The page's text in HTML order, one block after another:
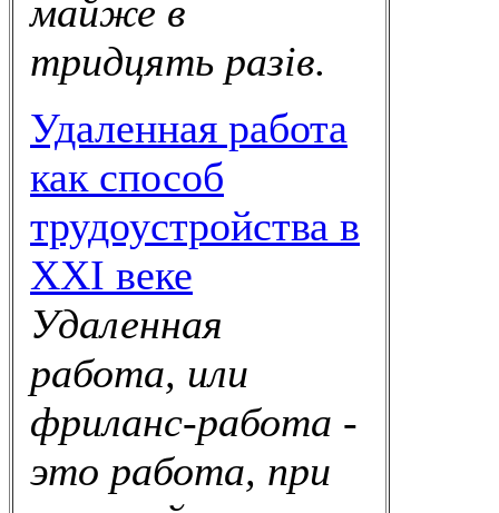
майже в
тридцять разів.
Удаленная работа
как способ
трудоустройства в
XXI веке
Удаленная
работа, или
фриланс-работа -
это работа, при